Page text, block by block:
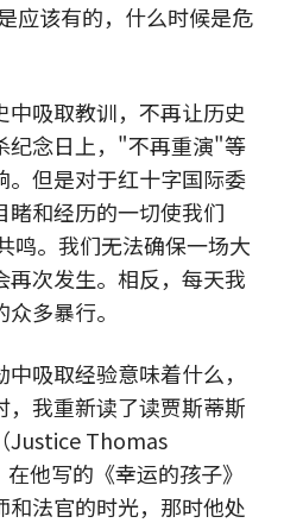
应该有的，什么时候是危
吸取教训，不再让历史
纪念日上，"不再重演"等
但是对于红十字国际委
睹和经历的一切使我们
鸣。我们无法确保一场大
次发生。相反，每天我
多暴行。
吸取经验意味着什么，
我重新读了读贾斯蒂斯
Justice Thomas
他写的《幸运的孩子》
法官的时光，那时他处